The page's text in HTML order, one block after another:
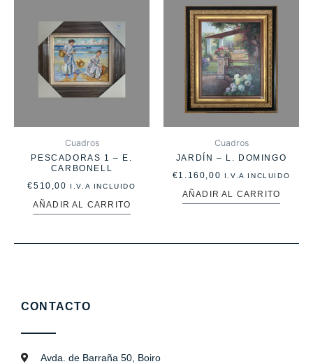
Cuadros
PESCADORAS 1 – E.
CARBONELL
€510,00 I.V.A INCLUIDO
AÑADIR AL CARRITO
Cuadros
JARDÍN – L. DOMINGO
€1.160,00 I.V.A INCLUIDO
AÑADIR AL CARRITO
CONTACTO
Avda. de Barraña 50, Boiro